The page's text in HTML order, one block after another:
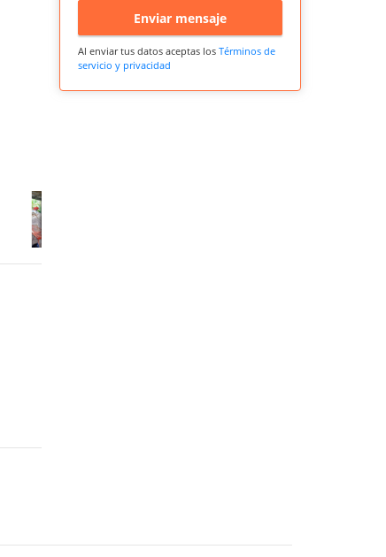
Enviar mensaje
Al enviar tus datos aceptas los Términos de
servicio y privacidad